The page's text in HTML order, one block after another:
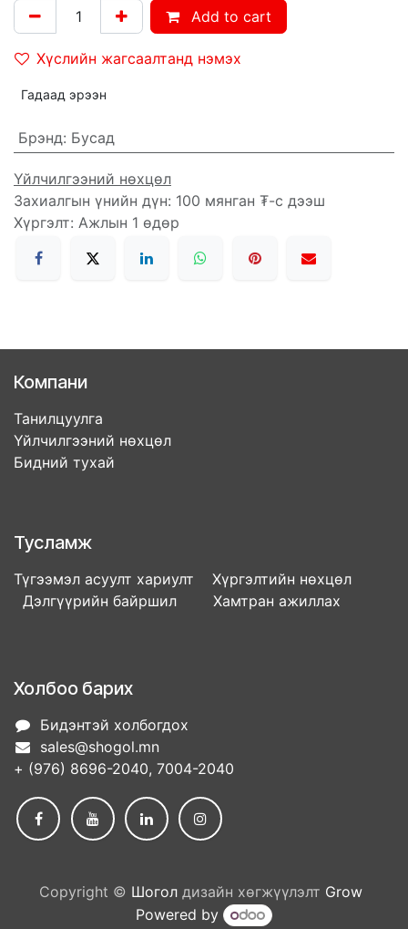
Add to cart
Хүслийн жагсаалтанд нэмэх
Гадаад эрээн
Брэнд: Бусад
Үйлчилгээний нөхцөл
Захиалгын үнийн дүн: 100 мянган ₮-с дээш
Хүргэлт: Ажлын 1 өдөр
Компани
Танилцуулга
Үйлчилгээний нөхцөл
Бидний тухай
Тусламж
Түгээмэл асуулт хариулт Хүргэлтийн нөхцөл
Дэлгүүрийн байршил Хамтран ажиллах
Холбоо барих
Бидэнтэй холбогдох
sales@shogol.mn
+ (976) 8696-2040, 7004-2040
Copyright © Шоголдизайн хөгжүүлэлт Grow
Powered by